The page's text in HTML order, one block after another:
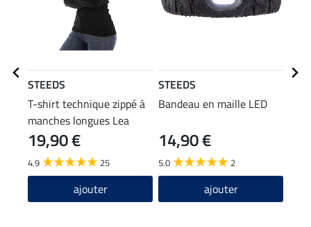
STEEDS
T-shirt technique zippé à
manches longues Lea
19,90 €
4.9 25
ajouter
STEEDS
Bandeau en maille LED
14,90 €
5.0 2
ajouter